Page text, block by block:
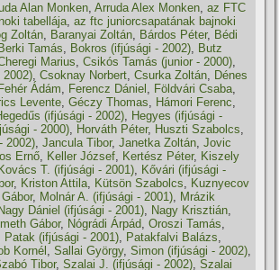
Alan Monken,Arruda Alex Monken,az FTC
tabellája,az ftc juniorcsapatának bajnoki
Zoltán, Baranyai Zoltán, Bárdos Péter, Bédi
Berki Tamás, Bokros (ifjúsági - 2002), Butz
Marius,Csikós Tamás (junior - 2000),
,Csoknay Norbert,Csurka Zoltán, Dénes
Fehér Ádám, Ferencz Dániel , Földvári Csaba,
Levente,Géczy Thomas, Hámori Ferenc,
(ifjúsági - 2002), Hegyes (ifjúsági -
- 2000), Horváth Péter, Huszti Szabolcs,
2002),Jancula Tibor,Janetka Zoltán,Jovic
Ernő, Keller József, Kertész Péter, Kiszely
Kovács T. (ifjúsági - 2001), Kővári (ifjúsági -
, Kriston Attila, Kütsön Szabolcs, Kuznyecov
, Molnár A. (ifjúsági - 2001), Mrázik
Nagy Dániel (ifjúsági - 2001), Nagy Krisztián,
Gábor, Nógrádi Árpád,Oroszi Tamás,
Patak (ifjúsági - 2001), Patakfalvi Balázs,
Kornél ,Sallai György,Simon (ifjúsági - 2002),
Tibor,Szalai J. (ifjúsági - 2002),Szalai